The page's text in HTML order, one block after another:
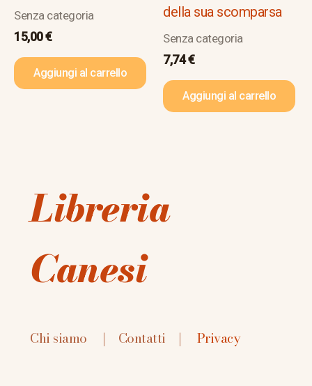
Senza categoria
15,00€
Aggiungi al carrello
della sua scomparsa
Senza categoria
7,74€
Aggiungi al carrello
Libreria
Canesi
Chi siamo | Contatti | Privacy